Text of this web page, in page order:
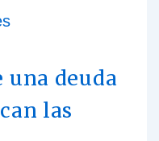
una deuda
las